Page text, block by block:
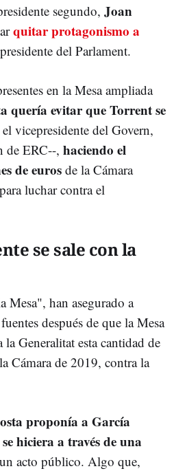
segundo, Joan
quitar protagonismo a
del Parlament.
en la Mesa ampliada
quería evitar que Torrent se
vicepresidente del Govern,
de ERC--, haciendo el
de euros de la Cámara
luchar contra el
se sale con la
Mesa", han asegurado a
después de que la Mesa
la Generalitat esta cantidad de
Cámara de 2019, contra la
proponía a García
hiciera a través de una
acto público. Algo que,